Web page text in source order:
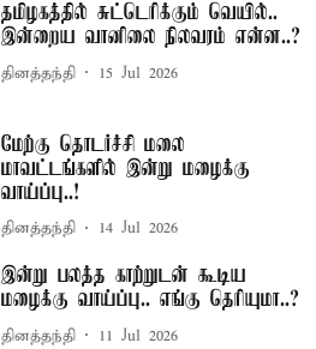
தமிழகத்தில் சுட்டெரிக்கும் வெயில்..
இன்றைய வானிலை நிலவரம் என்ன..?
தினத்தந்தி 15 Jul 2026
மேற்கு தொடர்ச்சி மலை
மாவட்டங்களில் இன்று மழைக்கு
வாய்ப்பு..!
தினத்தந்தி 14 Jul 2026
இன்று பலத்த காற்றுடன் கூடிய
மழைக்கு வாய்ப்பு.. எங்கு தெரியுமா..?
தினத்தந்தி 11 Jul 2026